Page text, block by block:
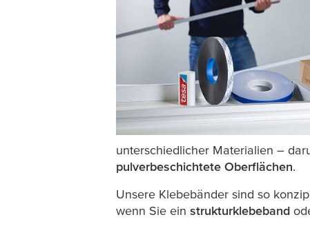
unterschiedlicher Materialien –
pulverbeschichtete Oberflächen.
Unsere Klebebänder sind so
wenn Sie ein strukturklebeband